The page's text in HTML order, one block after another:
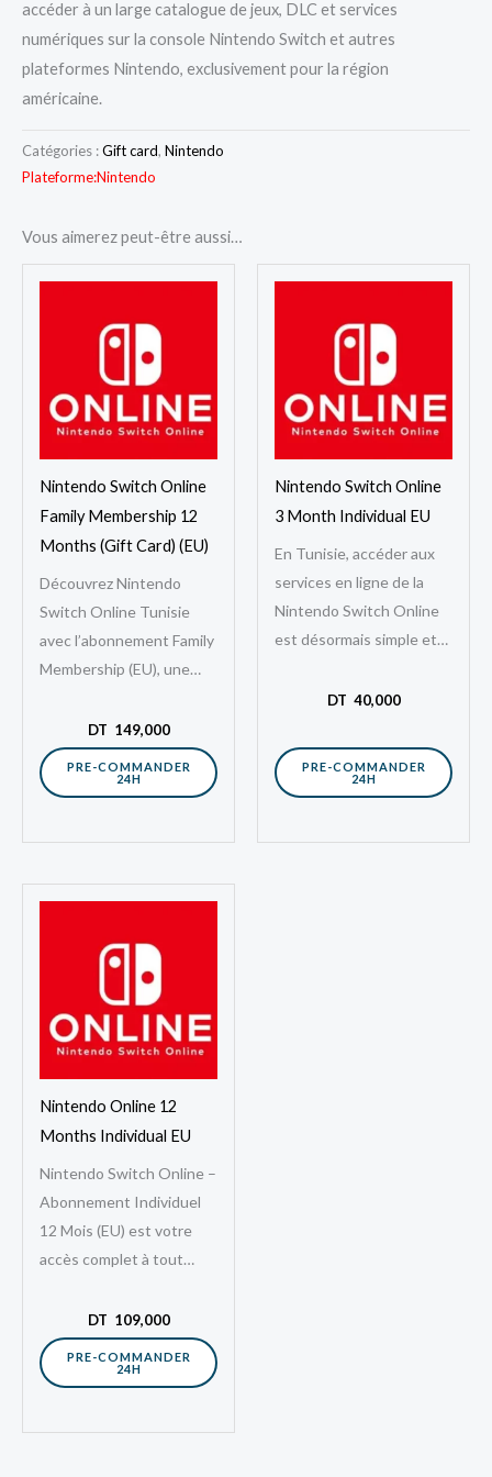
accéder à un large catalogue de jeux, DLC et services
numériques sur la console Nintendo Switch et autres
plateformes Nintendo, exclusivement pour la région
américaine.
Catégories :Gift card, Nintendo
Plateforme:Nintendo
Vous aimerez peut-être aussi…
Nintendo Switch Online
Family Membership 12
Months (Gift Card) (EU)
Découvrez Nintendo
Switch Online Tunisie
avec l’abonnement Family
Membership (EU), une
avantageuse pour les
familles. Grâce à cette
carte, vous pouvez
DT 149,000
PRE-COMMANDER
24H
Nintendo Switch Online
3 Month Individual EU
En Tunisie, accéder aux
services en ligne de la
Nintendo Switch Online
est désormais simple et
l’abonnement Nintendo
DT 40,000
PRE-COMMANDER
24H
Nintendo Online 12
Months Individual EU
Nintendo Switch Online –
Abonnement Individuel
12 Mois (EU) est votre
accès complet à tout
Nintendo Switch. Avec
cet abonnement…
DT 109,000
PRE-COMMANDER
24H